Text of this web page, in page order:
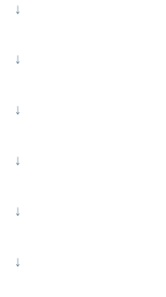
↓
↓
↓
↓
↓
↓